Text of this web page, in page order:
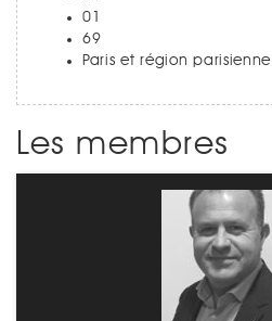
01
69
Paris et région parisienne.
Les membres